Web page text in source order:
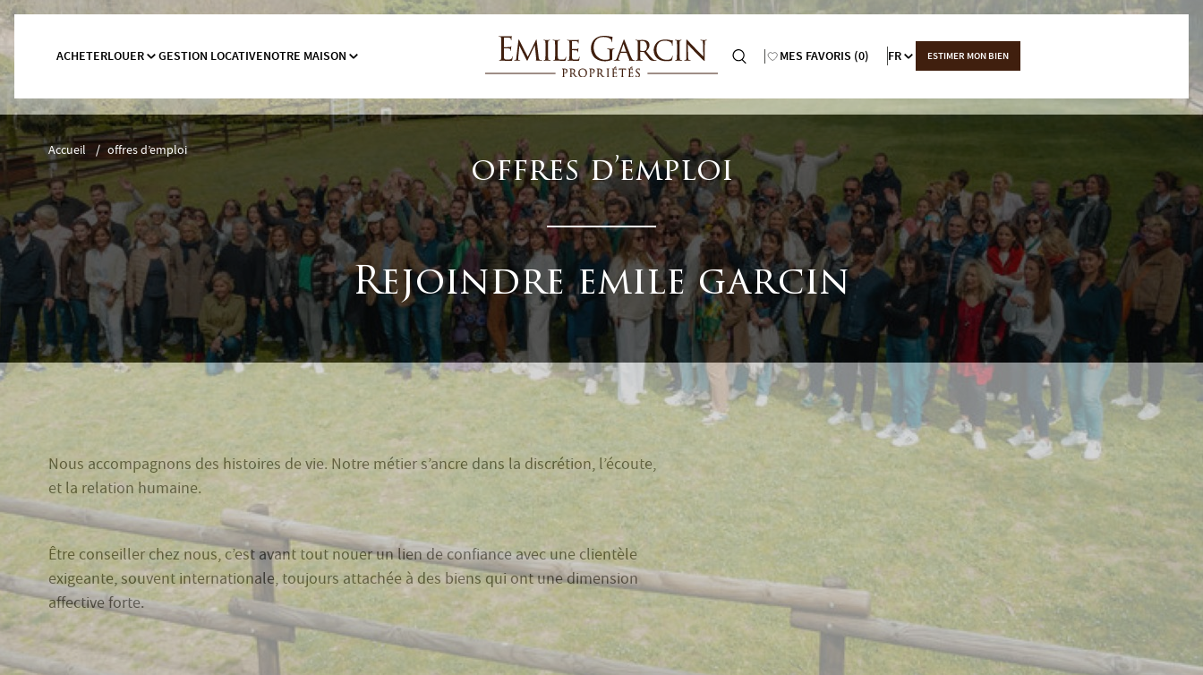
ACHETERLOUER GESTION LOCATIVENOTRE MAISON MES FAVORIS (0) FR ESTIMER MON BIEN
Accueil / offres d’emploi
offres d’emploi
Rejoindre emile garcin
Nous accompagnons des histoires de vie. Notre métier s’ancre dans la discrétion, l’écoute,
et la relation humaine.
Être conseiller chez nous, c’est avant tout nouer un lien de confiance avec une clientèle
exigeante, souvent internationale, toujours attachée à des biens qui ont une dimension
affective forte.